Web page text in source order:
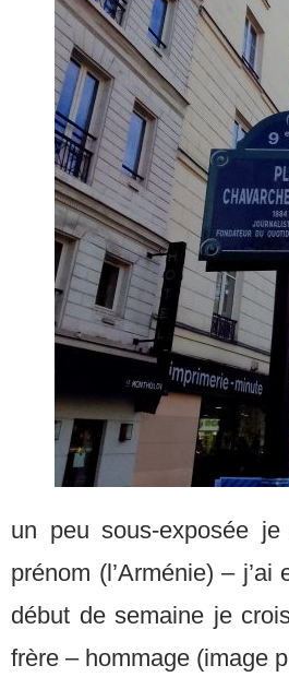
un peu sous-exposée
prénom (l’Arménie) –
début de semaine je
frère – hommage (image